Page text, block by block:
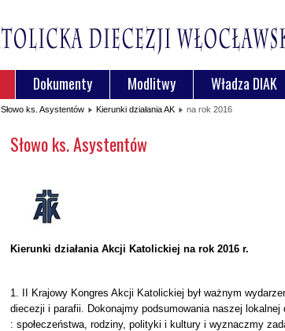
Dokumenty Modlitwy Władza DIAK
Słowo ks. Asystentów Kierunki działania AK na rok 2016
Słowo ks. Asystentów
Kierunki działania Akcji Katolickiej na rok 2016 r.
1. II Krajowy Kongres Akcji Katolickiej był ważnym
diecezji i parafii. Dokonajmy podsumowania naszej
: społeczeństwa, rodziny, polityki i kultury i wyznaczmy